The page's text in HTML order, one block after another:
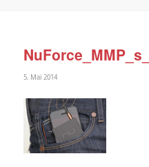
5. Mai 2014